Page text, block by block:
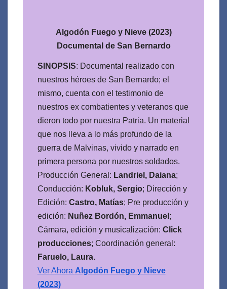
Algodón Fuego y Nieve (2023)
Documental de San Bernardo
SINOPSIS: Documental realizado con
nuestros héroes de San Bernardo; el
mismo, cuenta con el testimonio de
nuestros ex combatientes y veteranos que
dieron todo por nuestra Patria. Un material
que nos lleva a lo más profundo de la
guerra de Malvinas, vivido y narrado en
primera persona por nuestros soldados.
Producción General: Landriel, Daiana;
Conducción: Kobluk, Sergio; Dirección y
Edición: Castro, Matías; Pre producción y
edición: Nuñez Bordón, Emmanuel ;
Cámara, edición y musicalización: Click
producciones; Coordinación general:
Faruelo, Laura.
Ver Ahora Algodón Fuego y Nieve
(2023)